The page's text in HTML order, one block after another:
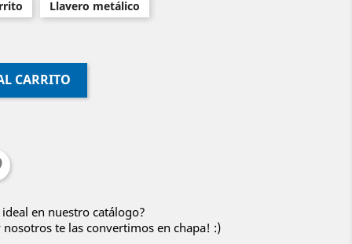
Llavero metálico
CARRITO
en nuestro catálogo?
nosotros te las convertimos en chapa! :)